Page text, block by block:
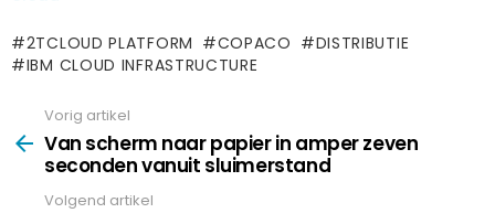
2TCLOUD PLATFORM COPACO
DISTRIBUTIE
IBM CLOUD INFRASTRUCTURE
more
Vorig artikel
Van scherm naar papier in amper zeven
seconden vanuit sluimerstand
Volgend artikel